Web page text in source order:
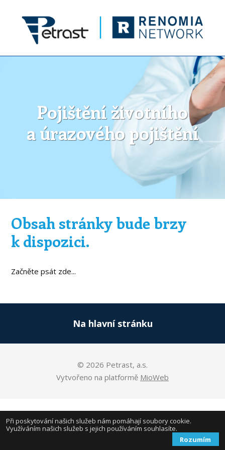
Pojištění životního
a úrazového pojištění
Obsah stránky bude brzy
k dispozici.
Začněte psát zde...
Na hlavní stránku
© 2026 Petrast, a.s.
Vytvořeno na platformě MioWeb
Při poskytování našich služeb nám pomáhají soubory cookie.
Využíváním našich služeb s jejich používáním souhlasíte.
Rozumím